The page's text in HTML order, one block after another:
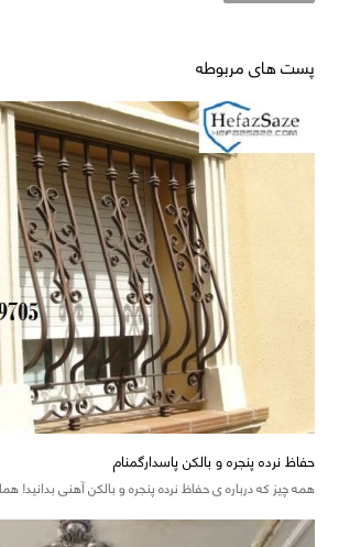
پست های مربوطه
حفاظ نرده پنجره و بالکن پاسدارگمنام
همه چیز که درباره ی حفاظ نرده پنجره و بالکن آهنی بدانید!